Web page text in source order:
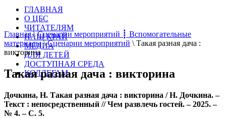
ГЛАВНАЯ
О ЦБС
ЧИТАТЕЛЯМ
НАШ КРАЙ
МЕДИА
ДЛЯ ДЕТЕЙ
ДОСТУПНАЯ СРЕДА
КОЛЛЕГАМ
Главная\Сценарии мероприятий ┋ Вспомогательные
материалы\Сценарии мероприятий \ Такая разная дача :
викторина
Такая разная дача : викторина
Дочкина, Н. Такая разная дача : викторина / Н. Дочкина.–
Текст : непосредственный // Чем развлечь гостей.–2025.–
№ 4.–С. 5.